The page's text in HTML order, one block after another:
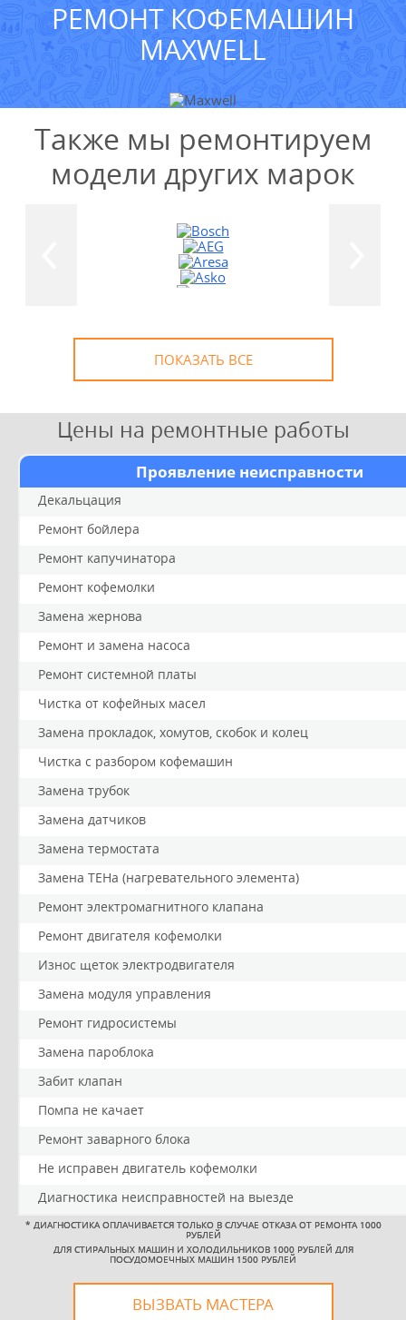
РЕМОНТ КОФЕМАШИН
MAXWELL
УЗНАТЬ СТОИМОСТЬ
Выезд и диагностика
БЕСПЛАТНО *
* в случае ремонта
Также мы ремонтируем
модели других марок
ПОКАЗАТЬ ВСЕ
Цены на ремонтные работы
Проявление неисправности
Декальцация
Ремонт бойлера
Ремонт капучинатора
Ремонт кофемолки
Замена жернова
Ремонт и замена насоса
Ремонт системной платы
Чистка от кофейных масел
Замена прокладок, хомутов, скобок и колец
Чистка с разбором кофемашин
Замена трубок
Замена датчиков
Замена термостата
Замена ТЕНа (нагревательного элемента)
Ремонт электромагнитного клапана
Ремонт двигателя кофемолки
Износ щеток электродвигателя
Замена модуля управления
Ремонт гидросистемы
Замена пароблока
Забит клапан
Помпа не качает
Ремонт заварного блока
Не исправен двигатель кофемолки
Диагностика неисправностей на выезде
* ДИАГНОСТИКА ОПЛАЧИВАЕТСЯ ТОЛЬКО В СЛУЧАЕ ОТКАЗА ОТ РЕМОНТА 1000
РУБЛЕЙ
ДЛЯ СТИРАЛЬНЫХ МАШИН И ХОЛОДИЛЬНИКОВ 1000 РУБЛЕЙ ДЛЯ
ПОСУДОМОЕЧНЫХ МАШИН 1500 РУБЛЕЙ
ВЫЗВАТЬ МАСТЕРА